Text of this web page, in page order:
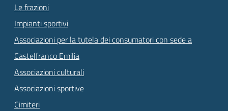
Le frazioni
Impianti sportivi
Associazioni per la tutela dei consumatori con sede a
Castelfranco Emilia
Associazioni culturali
Associazioni sportive
Cimiteri